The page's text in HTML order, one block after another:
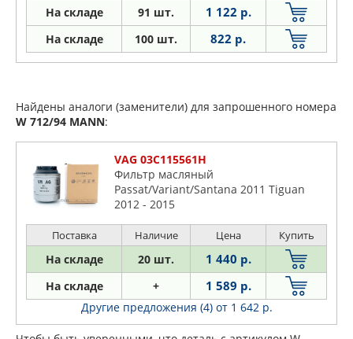
На складе 91 шт. 1 122 р.
На складе 100 шт. 822 р.
Найдены аналоги (заменители) для запрошенного номера
W 712/94 MANN:
VAG 03C115561H
Фильтр масляный
Passat/Variant/Santana 2011 Tiguan
2012 - 2015
Поставка Наличие Цена Купить
На складе 20 шт. 1 440 р.
На складе + 1 589 р.
Другие предложения (4) от 1 642 р.